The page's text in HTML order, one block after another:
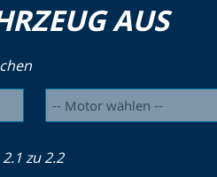
AUS
zu 2.2